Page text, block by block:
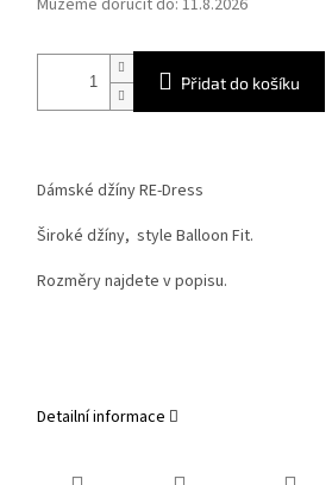
Můžeme doručit do: 11.8.2026
Přidat do košíku
Dámské džíny RE-Dress
Široké džíny, style Balloon Fit.
Rozměry najdete v popisu.
Detailní informace